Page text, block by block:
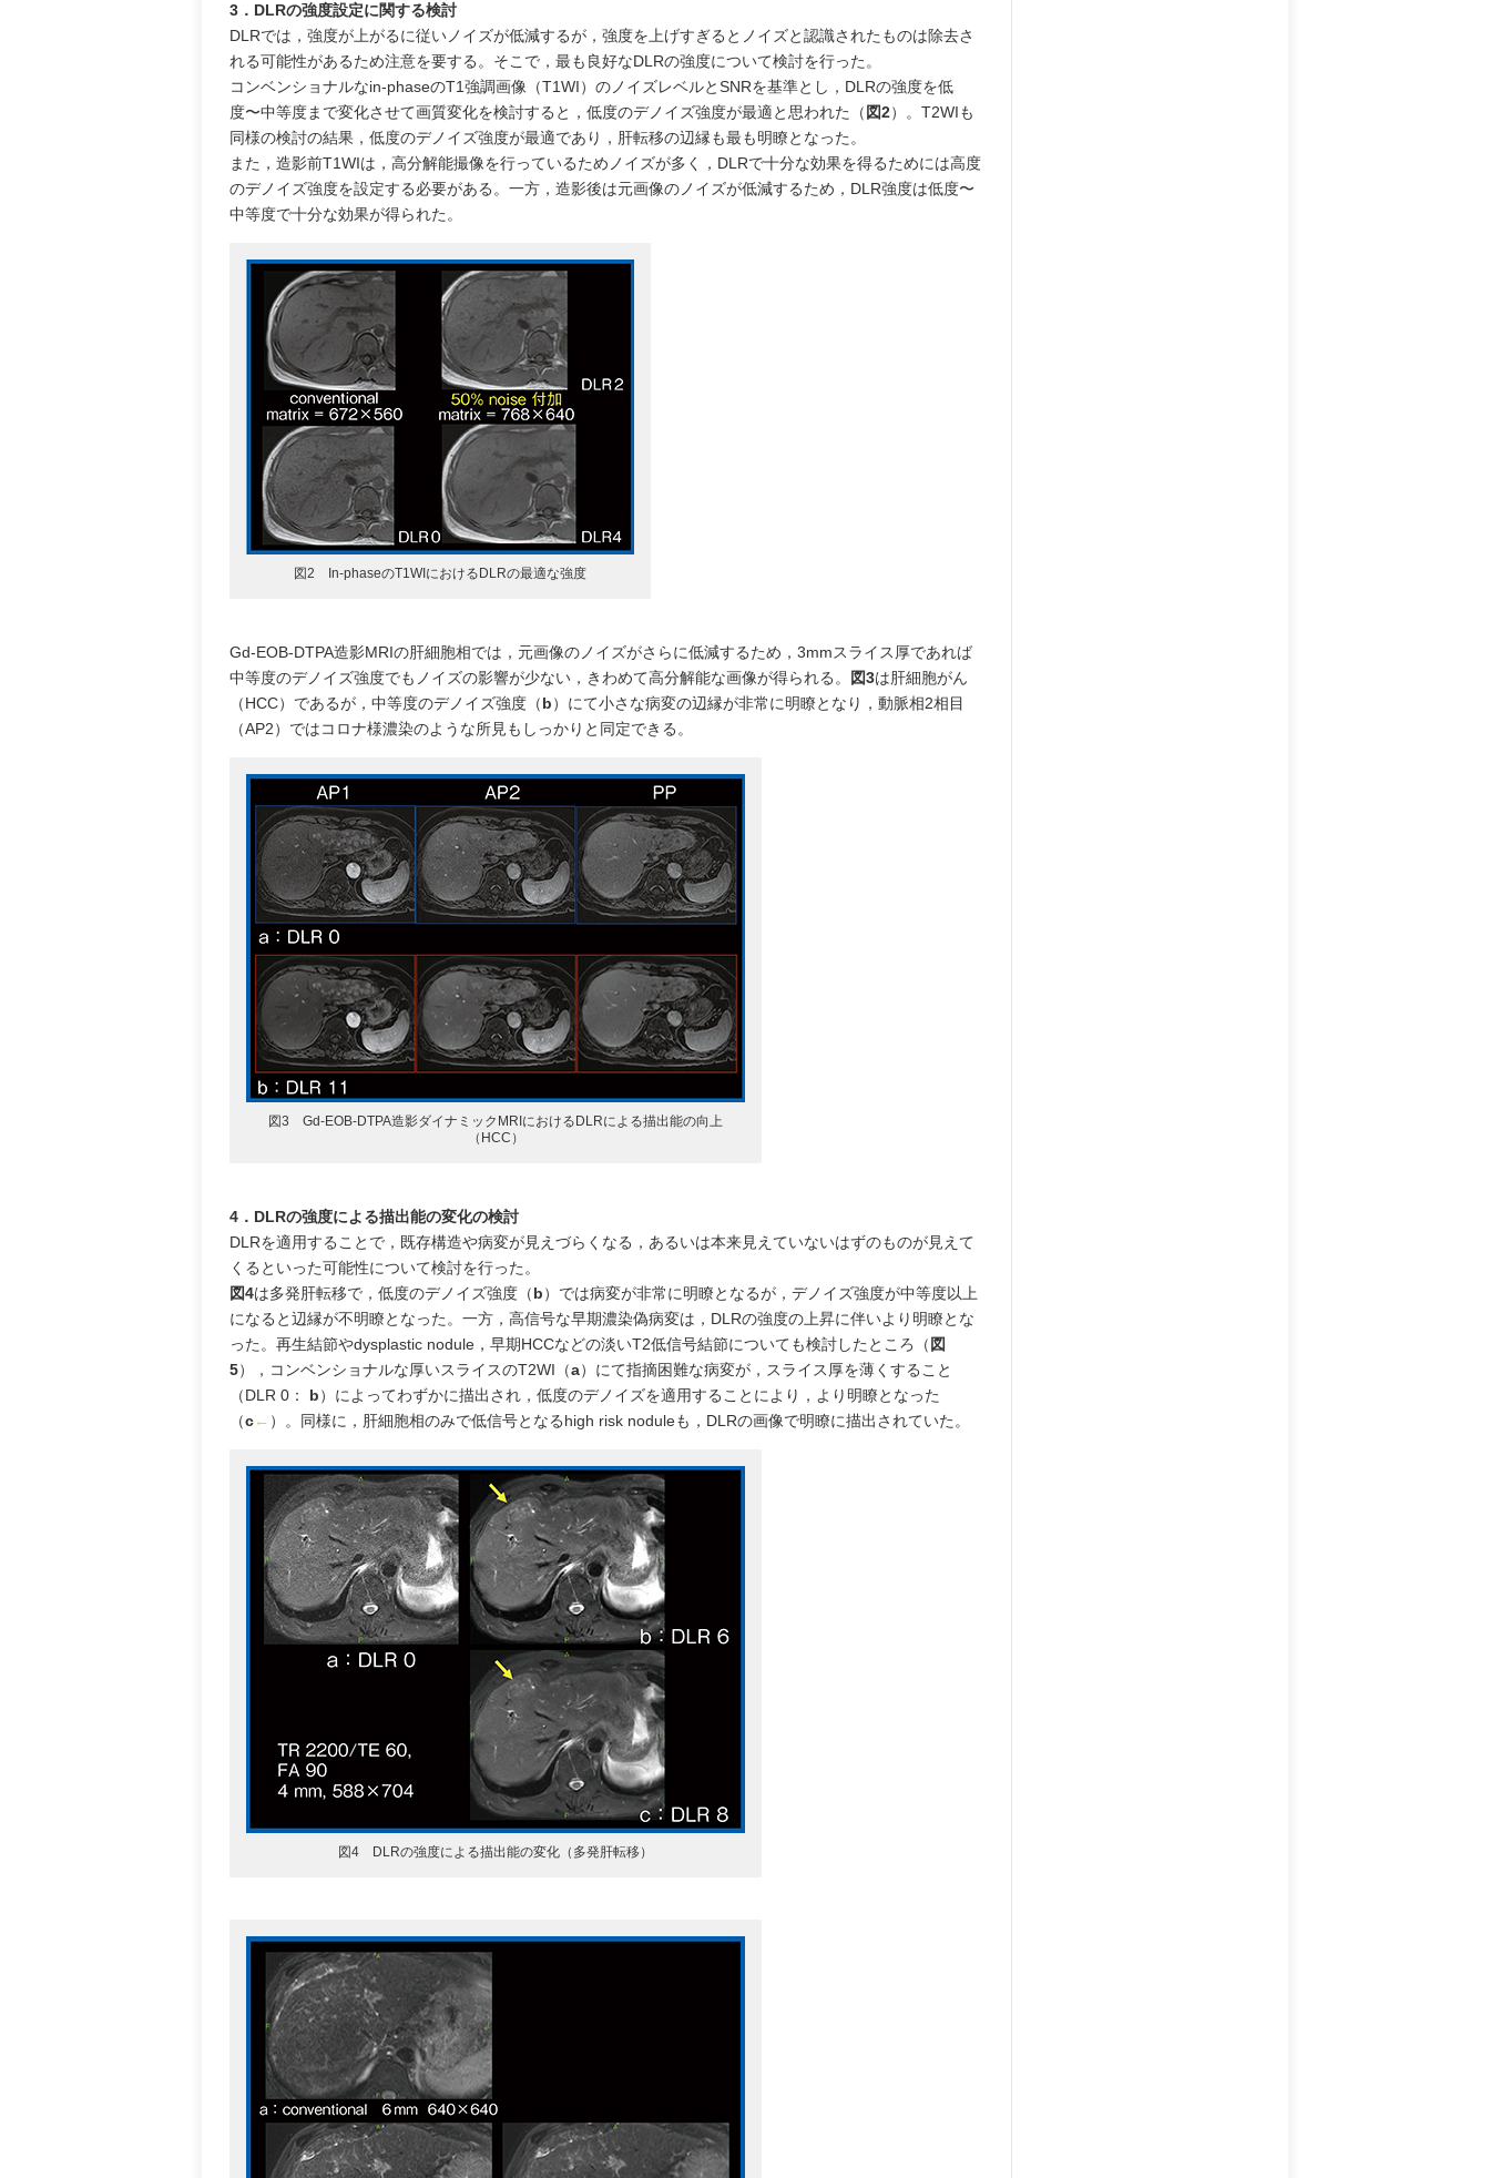
3．DLRの強度設定に関する検討
DLRでは，強度が上がるに従いノイズが低減するが，強度を上げすぎるとノイズと認識されたものは除去さ
れる可能性があるため注意を要する。そこで，最も良好なDLRの強度について検討を行った。
コンベンショナルなin-phaseのT1強調画像（T1WI）のノイズレベルとSNRを基準とし，DLRの強度を低
度〜中等度まで変化させて画質変化を検討すると，低度のデノイズ強度が最適と思われた（ 図2）。T2WIも
同様の検討の結果，低度のデノイズ強度が最適であり，肝転移の辺縁も最も明瞭となった。
また，造影前T1WIは，高分解能撮像を行っているためノイズが多く，DLRで十分な効果を得るためには高度
のデノイズ強度を設定する必要がある。一方，造影後は元画像のノイズが低減するため，DLR強度は低度〜
中等度で十分な効果が得られた。
図2 In-phaseのT1WIにおけるDLRの最適な強度
Gd-EOB-DTPA造影MRIの肝細胞相では，元画像のノイズがさらに低減するため，3mmスライス厚であれば
中等度のデノイズ強度でもノイズの影響が少ない，きわめて高分解能な画像が得られる。
図3は肝細胞がん
（HCC）であるが，中等度のデノイズ強度（b）にて小さな病変の辺縁が非常に明瞭となり，動脈相2相目
（AP2）ではコロナ様濃染のような所見もしっかりと同定できる。
図3 Gd-EOB-DTPA造影ダイナミックMRIにおけるDLRによる描出能の向上
（HCC）
4．DLRの強度による描出能の変化の検討
DLRを適用することで，既存構造や病変が見えづらくなる，あるいは本来見えていないはずのものが見えて
くるといった可能性について検討を行った。
図4は多発肝転移で，低度のデノイズ強度（b）では病変が非常に明瞭となるが，デノイズ強度が中等度以上
になると辺縁が不明瞭となった。一方，高信号な早期濃染偽病変は，DLRの強度の上昇に伴いより明瞭とな
った。再生結節やdysplastic nodule，早期HCCなどの淡いT2低信号結節についても検討したところ（ 図
5），コンベンショナルな厚いスライスのT2WI（a）にて指摘困難な病変が，スライス厚を薄くすること
（DLR 0： b）によってわずかに描出され，低度のデノイズを適用することにより，より明瞭となった
（c← ）。同様に，肝細胞相のみで低信号となるhigh risk noduleも，DLRの画像で明瞭に描出されていた。
図4 DLRの強度による描出能の変化（多発肝転移）